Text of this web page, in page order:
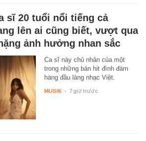
sĩ 20 tuổi nổi tiếng cả
lên ai cũng biết, vượt qua
ảnh hưởng nhan sắc
Ca sĩ này chủ nhân của một
trong những bản hit đình đám
hàng đầu làng nhạc Việt.
MUSIK - 7 giờ trước